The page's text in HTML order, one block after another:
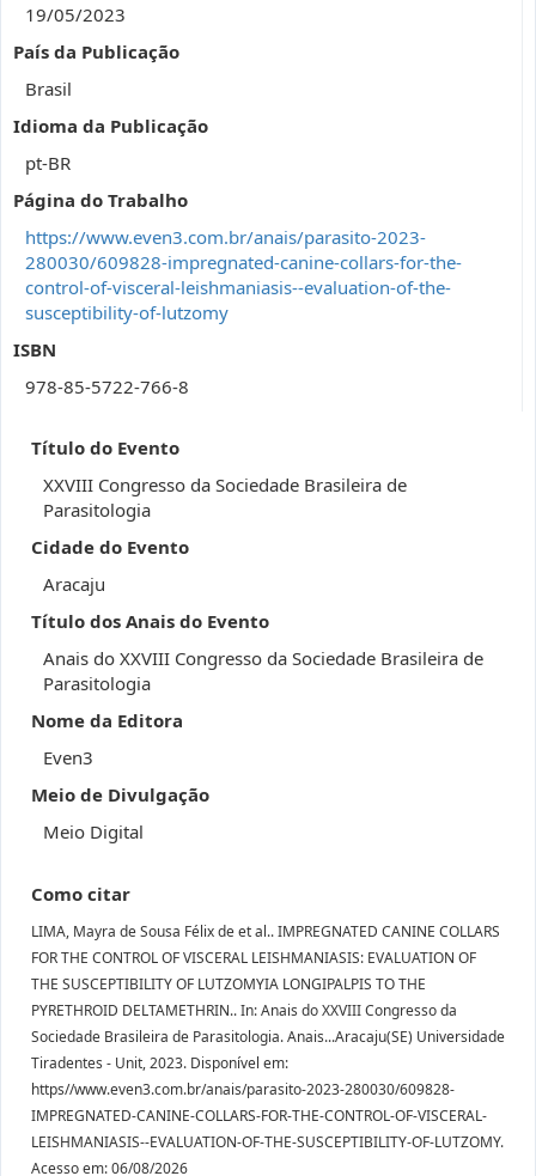
19/05/2023
País da Publicação
Brasil
Idioma da Publicação
pt-BR
Página do Trabalho
https://www.even3.com.br/anais/parasito-2023-
280030/609828-impregnated-canine-collars-for-the-
control-of-visceral-leishmaniasis--evaluation-of-the-
susceptibility-of-lutzomy
ISBN
978-85-5722-766-8
Título do Evento
XXVIII Congresso da Sociedade Brasileira de
Parasitologia
Cidade do Evento
Aracaju
Título dos Anais do Evento
Anais do XXVIII Congresso da Sociedade Brasileira de
Parasitologia
Nome da Editora
Even3
Meio de Divulgação
Meio Digital
Como citar
LIMA, Mayra de Sousa Félix de et al.. IMPREGNATED CANINE COLLARS
FOR THE CONTROL OF VISCERAL LEISHMANIASIS: EVALUATION OF
THE SUSCEPTIBILITY OF LUTZOMYIA LONGIPALPIS TO THE
PYRETHROID DELTAMETHRIN.. In: Anais do XXVIII Congresso da
Sociedade Brasileira de Parasitologia. Anais...Aracaju(SE) Universidade
Tiradentes - Unit, 2023. Disponível em:
https//www.even3.com.br/anais/parasito-2023-280030/609828-
IMPREGNATED-CANINE-COLLARS-FOR-THE-CONTROL-OF-VISCERAL-
LEISHMANIASIS--EVALUATION-OF-THE-SUSCEPTIBILITY-OF-LUTZOMY.
Acesso em: 06/08/2026